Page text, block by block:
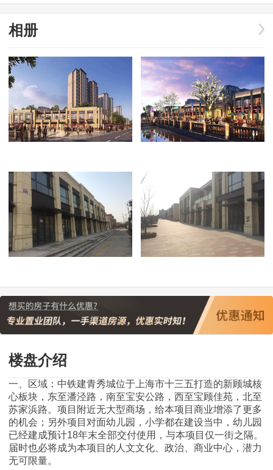
相册
楼盘介绍
一、区域：中铁建青秀城位于上海市十三五打造的新顾城核
心板块，东至潘泾路，南至宝安公路，西至宝顾佳苑，北至
苏家浜路。项目附近无大型商场，给本项目商业增添了更多
的机会；另外项目对面幼儿园，小学都在建设当中，幼儿园
已经建成预计18年末全部交付使用，与本项目仅一街之隔。
届时也必将成为本项目的人文文化、政治、商业中心，潜力
无可限量。